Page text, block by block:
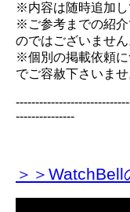
※内容は随時追加し
※ご参考までの紹介
のではございません
※個別の掲載依頼
でご容赦下さいませ
---------------
＞＞WatchBell